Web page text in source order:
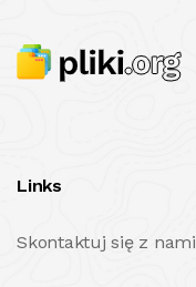
Links
Skontaktuj się z nami